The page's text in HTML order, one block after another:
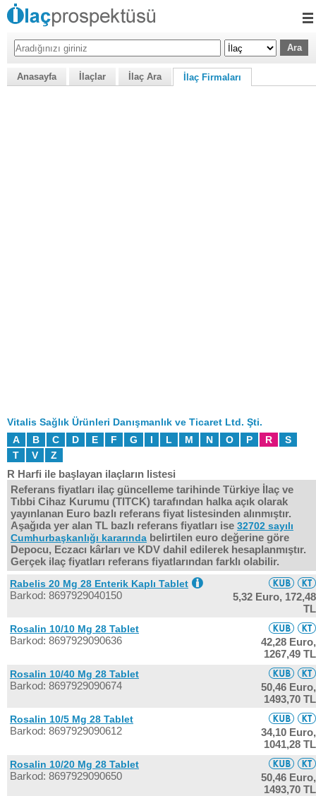
Anasayfa İlaçlar İlaç Ara İlaç Firmaları
Vitalis Sağlık Ürünleri Danışmanlık ve Ticaret Ltd. Şti.
A
B C D E F G I L M N O P R
S
T
V Z
R Harfi ile başlayan ilaçların listesi
Referans fiyatları ilaç güncelleme tarihinde Türkiye İlaç ve
Tıbbi Cihaz Kurumu (TITCK) tarafından halka açık olarak
yayınlanan Euro bazlı referans fiyat listesinden alınmıştır.
Aşağıda yer alan TL bazlı referans fiyatları ise 32702 sayılı
Cumhurbaşkanlığı kararında belirtilen euro değerine göre
Depocu, Eczacı kârları ve KDV dahil edilerek hesaplanmıştır.
Gerçek ilaç fiyatları referans fiyatlarından farklı olabilir.
Rabelis 20 Mg 28 Enterik Kaplı Tablet
Barkod: 8697929040150 5,32 Euro, 172,48
TL
Rosalin 10/10 Mg 28 Tablet
Barkod: 8697929090636
42,28 Euro,
1267,49 TL
Rosalin 10/40 Mg 28 Tablet
Barkod: 8697929090674
50,46 Euro,
1493,70 TL
Rosalin 10/5 Mg 28 Tablet
Barkod: 8697929090612
34,10 Euro,
1041,28 TL
Rosalin 10/20 Mg 28 Tablet
Barkod: 8697929090650
50,46 Euro,
1493,70 TL